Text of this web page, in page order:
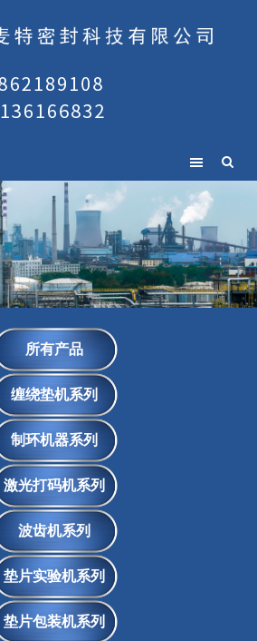
所有产品
缠绕垫机系列
制环机器系列
激光打码机系列
波齿机系列
垫片实验机系列
垫片包装机系列